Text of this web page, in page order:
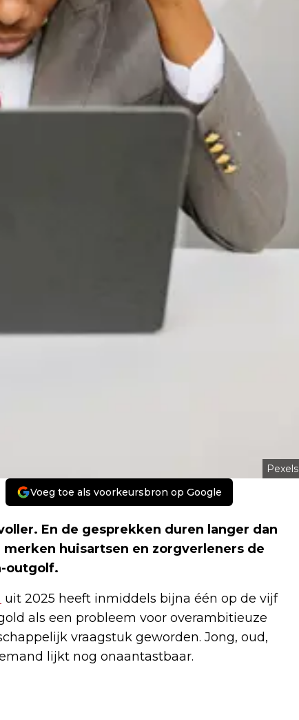
Pexels
Voeg toe als voorkeursbron op Google
En de gesprekken duren langer dan
huisartsen en zorgverleners de
outgolf.
uit 2025 heeft inmiddels bijna één op de vijf
als een probleem voor overambitieuze
vraagstuk geworden. Jong, oud,
lijkt nog onaantastbaar.